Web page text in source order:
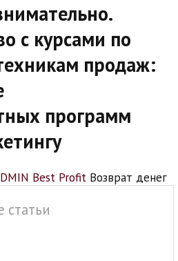
с курсами по
продаж:
программ
Best Profit Возврат денег